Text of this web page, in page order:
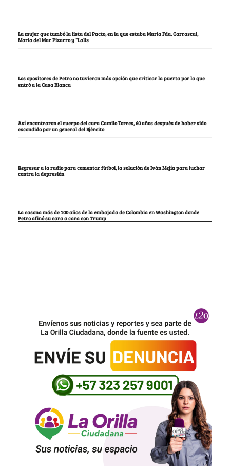
La mujer que tumbó la lista del Pacto, en la que estaba María Fda. Carrascal,
María del Mar Pizarro y “Lalis
Los opositores de Petro no tuvieron más opción que criticar la puerta por la que
entró a la Casa Blanca
Así encontraron el cuerpo del cura Camilo Torres, 60 años después de haber sido
escondido por un general del Ejército
Regresar a la radio para comentar fútbol, la solución de Iván Mejía para luchar
contra la depresión
La casona más de 100 años de la embajada de Colombia en Washington donde
Petro afinó su cara a cara con Trump